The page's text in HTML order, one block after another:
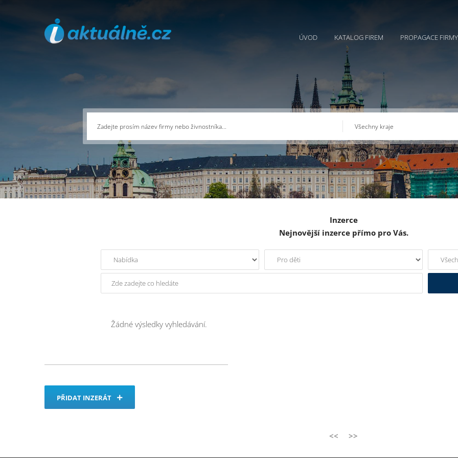
ÚVOD KATALOG FIREM PROPAGACE FIRMY
Inzerce
Nejnovější inzerce přímo pro Vás.
Žádné výsledky vyhledávání.
PŘIDAT INZERÁT
<< >>